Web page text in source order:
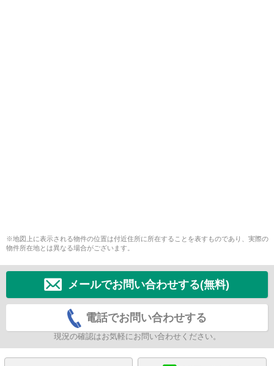
※地図上に表示される物件の位置は付近住所に所在することを表すものであり、実際の
物件所在地とは異なる場合がございます。
メールでお問い合わせする(無料)
電話でお問い合わせする
現況の確認はお気軽にお問い合わせください。